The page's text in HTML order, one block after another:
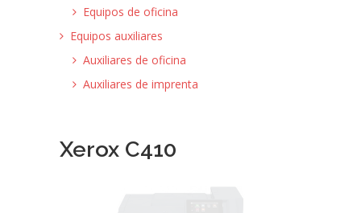
Equipos de oficina
Equipos auxiliares
Auxiliares de oficina
Auxiliares de imprenta
Xerox C410